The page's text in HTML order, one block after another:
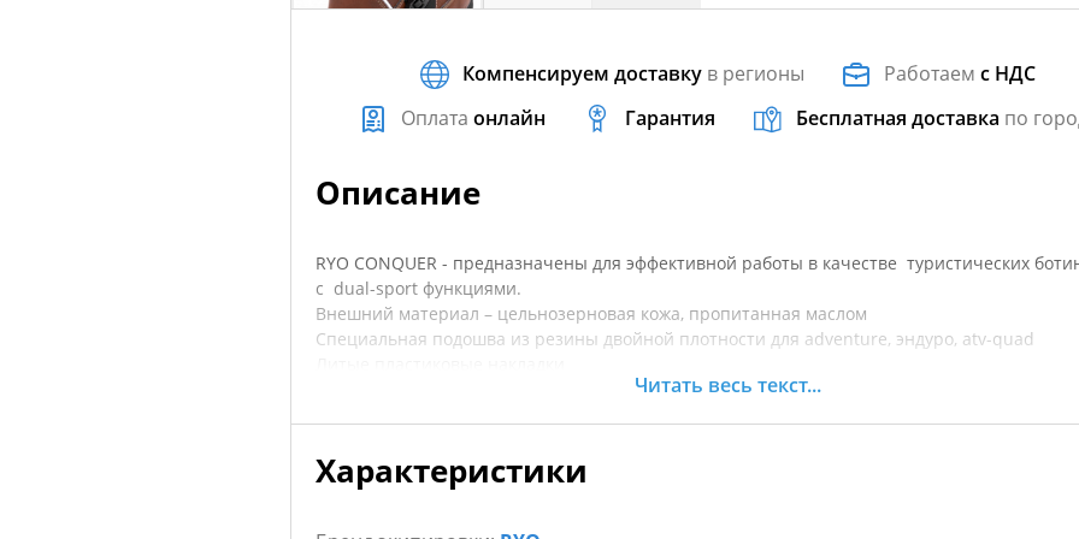
Компенсируем доставку в регионы Работаемс НДС
Оплата онлайн Гарантия Бесплатная доставка по
Описание
RYO CONQUER - предназначены для эффективной работы в качестве туристических
с dual-sport функциями.
Внешний материал – цельнозерновая кожа, пропитанная маслом
Специальная подошва из резины двойной плотности для adventure, эндуро, atv-quad
Пластиковая накладка для переключения передач
Водонепроницаемая мембрана HDry ламинируется с внешней стороны с основным
ботинок
Читать весь текст...
Характеристики